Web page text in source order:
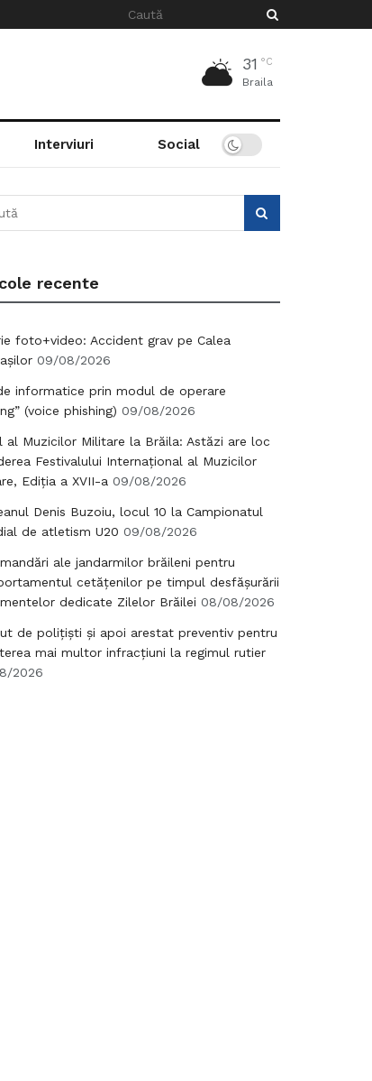
31 °C
Braila
Interviuri Social
recente
foto+video: Accident grav pe Calea
09/08/2026
informatice prin modul de operare
(voice phishing) 09/08/2026
al Muzicilor Militare la Brăila: Astăzi are loc
Festivalului Internațional al Muzicilor
Ediția a XVII-a 09/08/2026
Denis Buzoiu, locul 10 la Campionatul
de atletism U20 09/08/2026
ale jandarmilor brăileni pentru
cetățenilor pe timpul desfășurării
dedicate Zilelor Brăilei 08/08/2026
de polițiști și apoi arestat preventiv pentru
mai multor infracțiuni la regimul rutier
2026